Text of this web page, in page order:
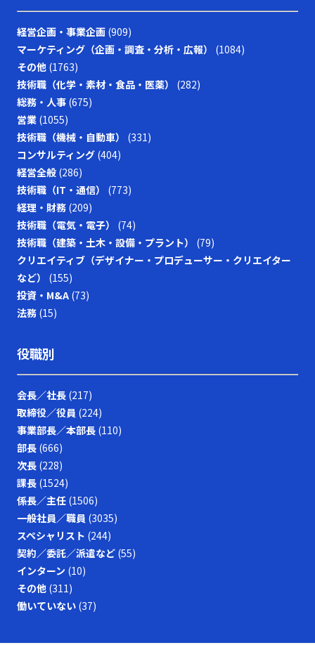
経営企画・事業企画 (909)
マーケティング（企画・調査・分析・広報） (1084)
その他 (1763)
技術職（化学・素材・食品・医薬） (282)
総務・人事 (675)
営業 (1055)
技術職（機械・自動車） (331)
コンサルティング (404)
経営全般 (286)
技術職（IT・通信） (773)
経理・財務 (209)
技術職（電気・電子） (74)
技術職（建築・土木・設備・プラント） (79)
クリエイティブ（デザイナー・プロデューサー・クリエイター
など） (155)
投資・M&A (73)
法務 (15)
役職別
会長／社長 (217)
取締役／役員 (224)
事業部長／本部長 (110)
部長 (666)
次長 (228)
課長 (1524)
係長／主任 (1506)
一般社員／職員 (3035)
スペシャリスト (244)
契約／委託／派遣など (55)
インターン (10)
その他 (311)
働いていない (37)